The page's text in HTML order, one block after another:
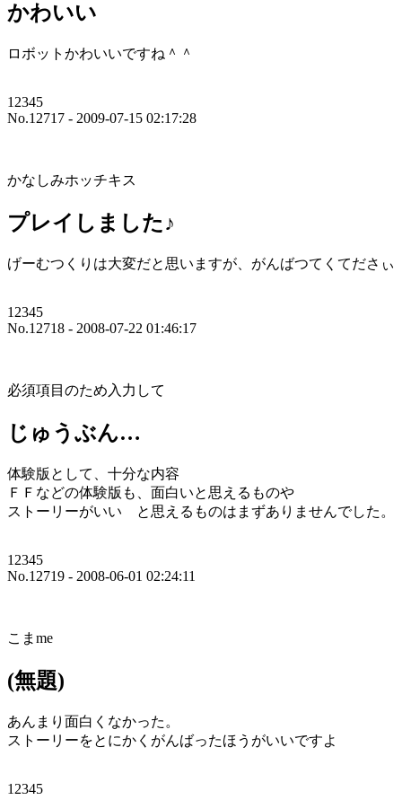
かわいい
ロボットかわいいですね＾＾
12345
No.12717 - 2009-07-15 02:17:28
かなしみホッチキス
プレイしました♪
げーむつくりは大変だと思いますが、がんばつてくてださぃ
12345
No.12718 - 2008-07-22 01:46:17
必須項目のため入力して
じゅうぶん…
体験版として、十分な内容
ＦＦなどの体験版も、面白いと思えるものや
ストーリーがいい と思えるものはまずありませんでした。
12345
No.12719 - 2008-06-01 02:24:11
こまme
(無題)
あんまり面白くなかった。
ストーリーをとにかくがんばったほうがいいですよ
12345